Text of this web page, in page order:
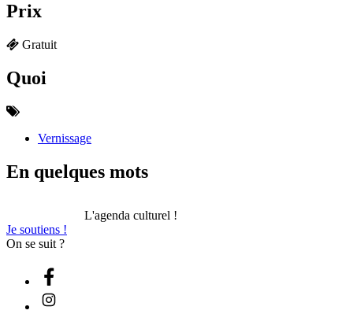
Prix
Gratuit
Quoi
Vernissage
En quelques mots
L'agenda culturel !
Je soutiens !
On se suit ?